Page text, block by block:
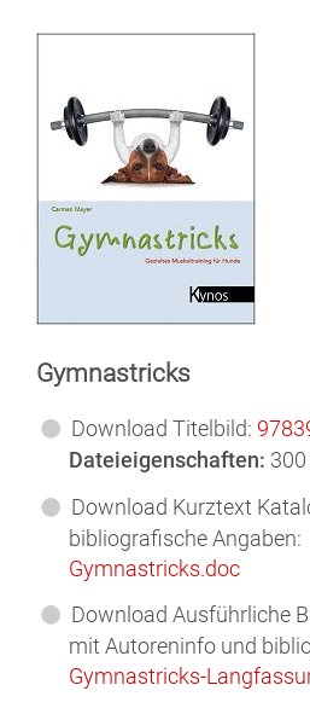
Gymnastricks
Download Titelbild:
Dateieigenschaften:
Download Kurztext
bibliografische Angaben:
Gymnastricks.doc
Download Ausführliche
mit Autoreninfo und
Gymnastricks-